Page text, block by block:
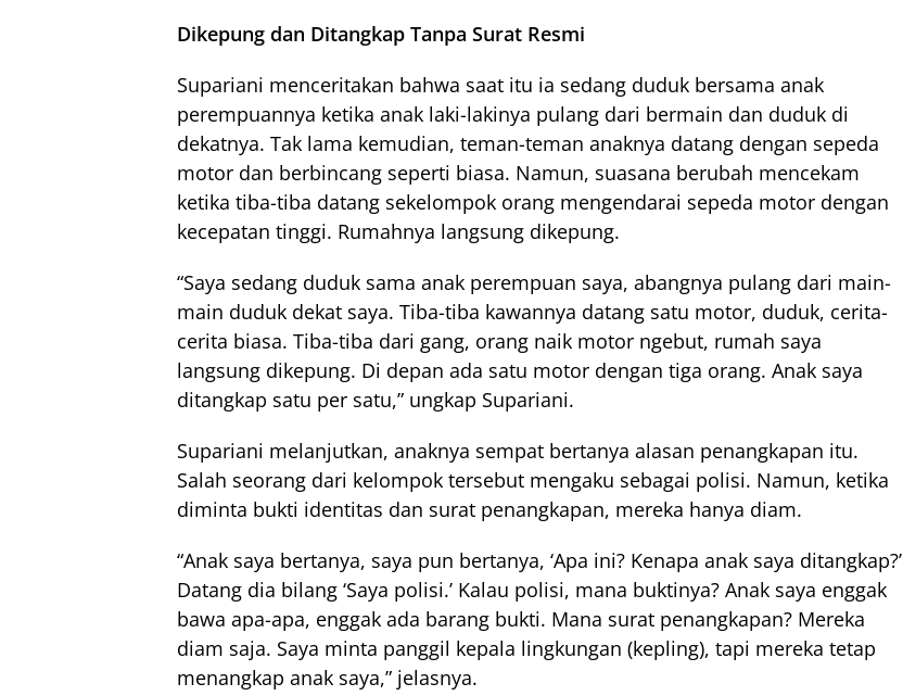
Dikepung dan Ditangkap Tanpa Surat Resmi
Supariani menceritakan bahwa saat itu ia sedang duduk bersama anak
perempuannya ketika anak laki-lakinya pulang dari bermain dan duduk di
dekatnya. Tak lama kemudian, teman-teman anaknya datang dengan sepeda
motor dan berbincang seperti biasa. Namun, suasana berubah mencekam
ketika tiba-tiba datang sekelompok orang mengendarai sepeda motor dengan
kecepatan tinggi. Rumahnya langsung dikepung.
“Saya sedang duduk sama anak perempuan saya, abangnya pulang dari main-
main duduk dekat saya. Tiba-tiba kawannya datang satu motor, duduk, cerita-
cerita biasa. Tiba-tiba dari gang, orang naik motor ngebut, rumah saya
langsung dikepung. Di depan ada satu motor dengan tiga orang. Anak saya
ditangkap satu per satu,” ungkap Supariani.
Supariani melanjutkan, anaknya sempat bertanya alasan penangkapan itu.
Salah seorang dari kelompok tersebut mengaku sebagai polisi. Namun, ketika
diminta bukti identitas dan surat penangkapan, mereka hanya diam.
“Anak saya bertanya, saya pun bertanya, ‘Apa ini? Kenapa anak saya ditangkap?’
Datang dia bilang ‘Saya polisi.’ Kalau polisi, mana buktinya? Anak saya enggak
bawa apa-apa, enggak ada barang bukti. Mana surat penangkapan? Mereka
diam saja. Saya minta panggil kepala lingkungan (kepling), tapi mereka tetap
menangkap anak saya,” jelasnya.